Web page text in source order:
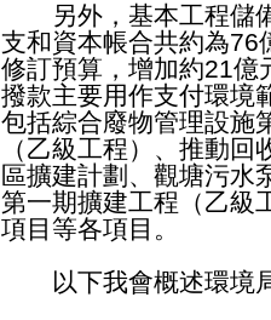
另外，基本工程儲備
支和資本帳合共約為76
修訂預算，增加約21億
撥款主要用作支付環境
包括綜合廢物管理設施
（乙級工程）、推動
區擴建計劃、觀塘污水
第一期擴建工程（乙級
項目等各項目。
以下我會概述環境